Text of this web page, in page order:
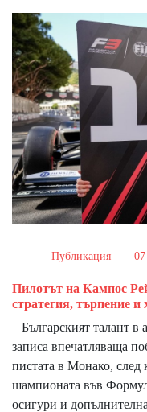
Публикация
Пилотът на Кампос
стратегия, търпение и
Българският талант
записа впечатляваща
пистата в Монако, след
шампионата във
осигури и